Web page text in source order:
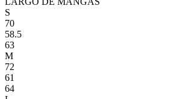
S
70
58.5
63
M
72
61
64